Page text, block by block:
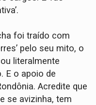
foi traído com
pelo seu mito, o
literalmente
E o apoio de
Acredite que
se avizinha, tem